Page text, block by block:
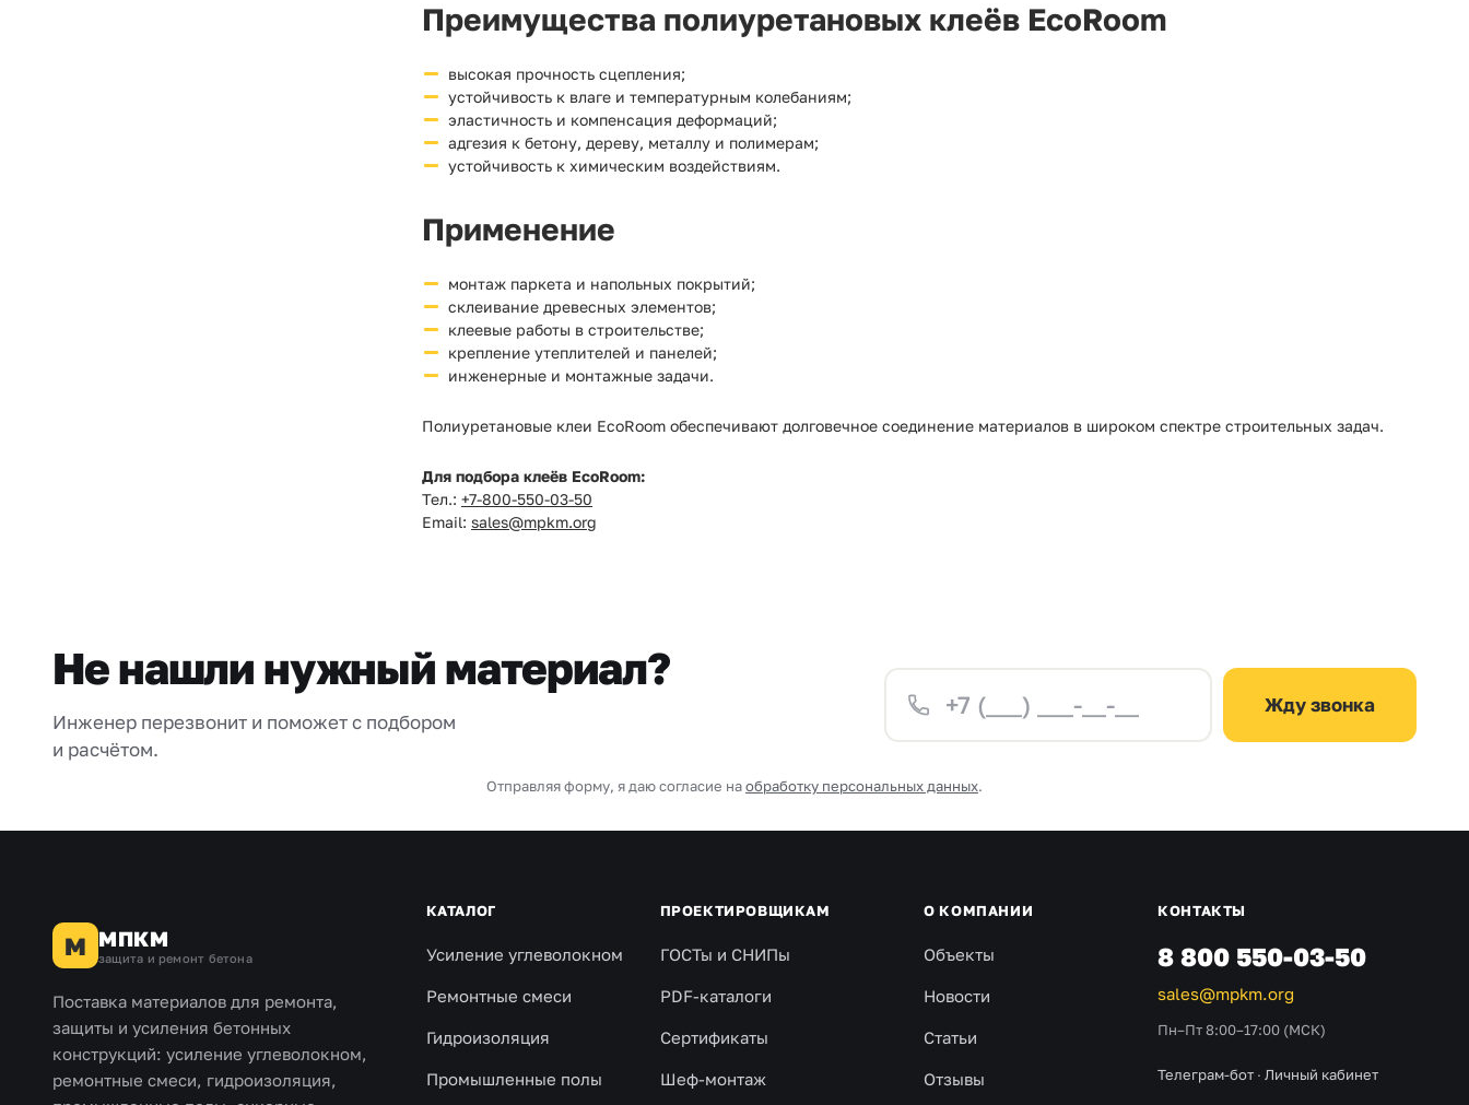
Преимущества полиуретановых клеёв EcoRoom
высокая прочность сцепления;
устойчивость к влаге и температурным колебаниям;
эластичность и компенсация деформаций;
адгезия к бетону, дереву, металлу и полимерам;
устойчивость к химическим воздействиям.
Применение
монтаж паркета и напольных покрытий;
склеивание древесных элементов;
клеевые работы в строительстве;
крепление утеплителей и панелей;
инженерные и монтажные задачи.
Полиуретановые клеи EcoRoom обеспечивают долговечное соединение материалов в широком спектре строительных задач.
Для подбора клеёв EcoRoom:
Тел.: +7-800-550-03-50
Email: sales@mpkm.org
Не нашли нужный материал?
Инженер перезвонит и поможет с подбором
и расчётом.
Жду звонка
Отправляя форму, я даю согласие наобработку персональных данных.
М МПКМ
защита и ремонт бетона
Поставка материалов для ремонта,
защиты и усиления бетонных
конструкций: усиление углеволокном,
ремонтные смеси, гидроизоляция,
КАТАЛОГ
Усиление углеволокном
Ремонтные смеси
Гидроизоляция
Промышленные полы
ПРОЕКТИРОВЩИКАМ
ГОСТы и СНИПы
PDF-каталоги
Сертификаты
Шеф-монтаж
О КОМПАНИИ
Объекты
Новости
Статьи
Отзывы
КОНТАКТЫ
8 800 550-03-50
sales@mpkm.org
Пн–Пт 8:00–17:00 (МСК)
Телеграм-бот · Личный кабинет